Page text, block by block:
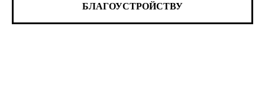
БЛАГОУСТРОЙСТВУ